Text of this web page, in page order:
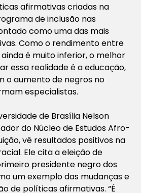
afirmativas criadas na
de inclusão nas
como uma das mais
Como o rendimento entre
é muito inferior, o melhor
essa realidade é a educação,
o aumento de negros no
especialistas.
de Brasília Nelson
do Núcleo de Estudos Afro-
vê resultados positivos na
Ele cita a eleição de
presidente negro dos
um exemplo das mudanças e
de políticas afirmativas. “É